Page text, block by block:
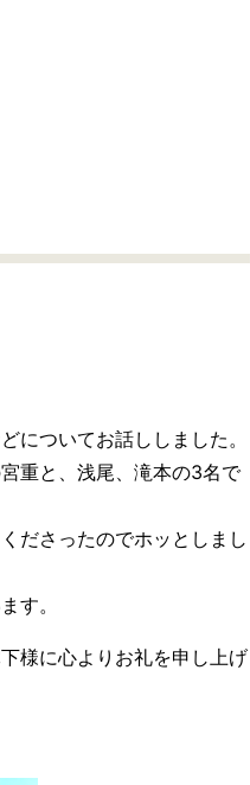
についてお話ししました。
重と、浅尾、滝本の3名で
ださったのでホッとしまし
す。
様に心よりお礼を申し上げ